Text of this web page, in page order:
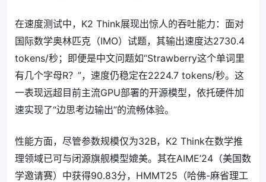
在速度测试中，K2 Think展现出惊人的吞吐能力：面对
国际数学奥林匹克（IMO）试题，其输出速度达2730.4
tokens/秒；即便是中文问题如“Strawberry这个单词里
有几个字母R？”，速度仍稳定在2224.7 tokens/秒。这
一表现远超目前主流GPU部署的开源模型，依托硬件加
速实现了“边思考边输出”的流畅体验。
性能方面，尽管参数规模仅为32B，K2 Think在数学推
理领域已可与闭源旗舰模型媲美。其在AIME’24（美国数
学邀请赛）中获得90.83分，HMMT25（哈佛-麻省理工